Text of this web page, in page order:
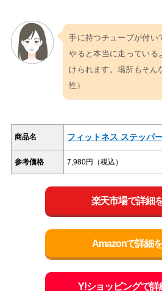
手に持つチューブが付い
やると本当に走っている
けられます。場所もそん
性）
商品名 フィットネス ステッパ
参考価格 7,980円（税込）
楽天市場で詳細
Amazonで詳細
Y!ショッピングで詳